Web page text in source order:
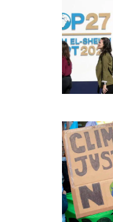
Advertising